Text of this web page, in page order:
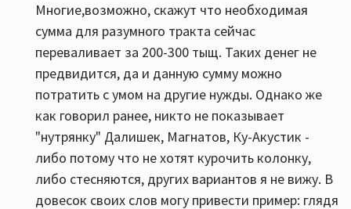
Многие,возможно, скажут что необходимая
сумма для разумного тракта сейчас
переваливает за 200-300 тыщ. Таких денег не
предвидится, да и данную сумму можно
потратить с умом на другие нужды. Однако же
как говорил ранее, никто не показывает
"нутрянку" Далишек, Магнатов, Ку-Акустик -
либо потому что не хотят курочить колонку,
либо стесняются, других вариантов я не вижу. В
довесок своих слов могу привести пример: глядя